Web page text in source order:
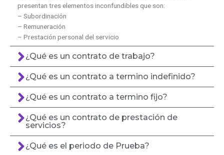
presentan tres elementos inconfundibles que son:
– Subordinación
– Remuneración
– Prestación personal del servicio
¿Qué es un contrato de trabajo?
¿Qué es un contrato a termino indefinido?
¿Qué es un contrato a termino fijo?
¿Qué es un contrato de prestación de
servicios?
¿Qué es el periodo de Prueba?